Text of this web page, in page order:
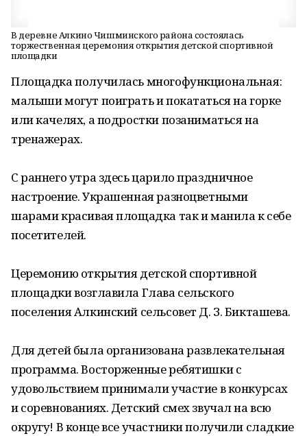
В деревне Алкино Чишминского района состоялась
торжественная церемония открытия детской спортивной
площадки
Площадка получилась многофункциональная:
малыши могут поиграть и покататься на горке
или качелях, а подростки позаниматься на
тренажерах.
С раннего утра здесь царило праздничное
настроение. Украшенная разноцветными
шарами красивая площадка так и манила к себе
посетителей.
Церемонию открытия детской спортивной
площадки возглавила Глава сельского
поселения Алкинский сельсовет Д. З. Бикташева.
Для детей была организована развлекательная
программа. Восторженные ребятишки с
удовольствием принимали участие в конкурсах
и соревнованиях. Детский смех звучал на всю
округу! В конце все участники получили сладкие